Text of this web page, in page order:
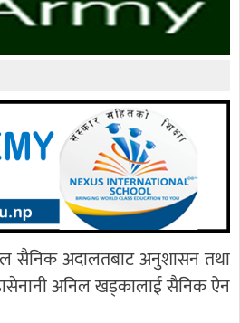
सैनिक अदालतबाट अनुशासन तथा
अनिल खड्कालाई सैनिक ऐन